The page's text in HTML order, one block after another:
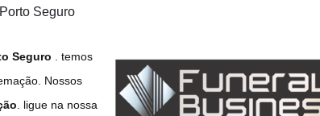
Seguro
Seguro . temos
Nossos
. ligue na nossa